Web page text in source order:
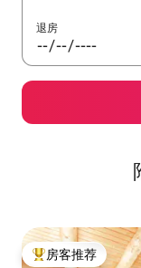
退房
热门「房客推荐」
房客推荐